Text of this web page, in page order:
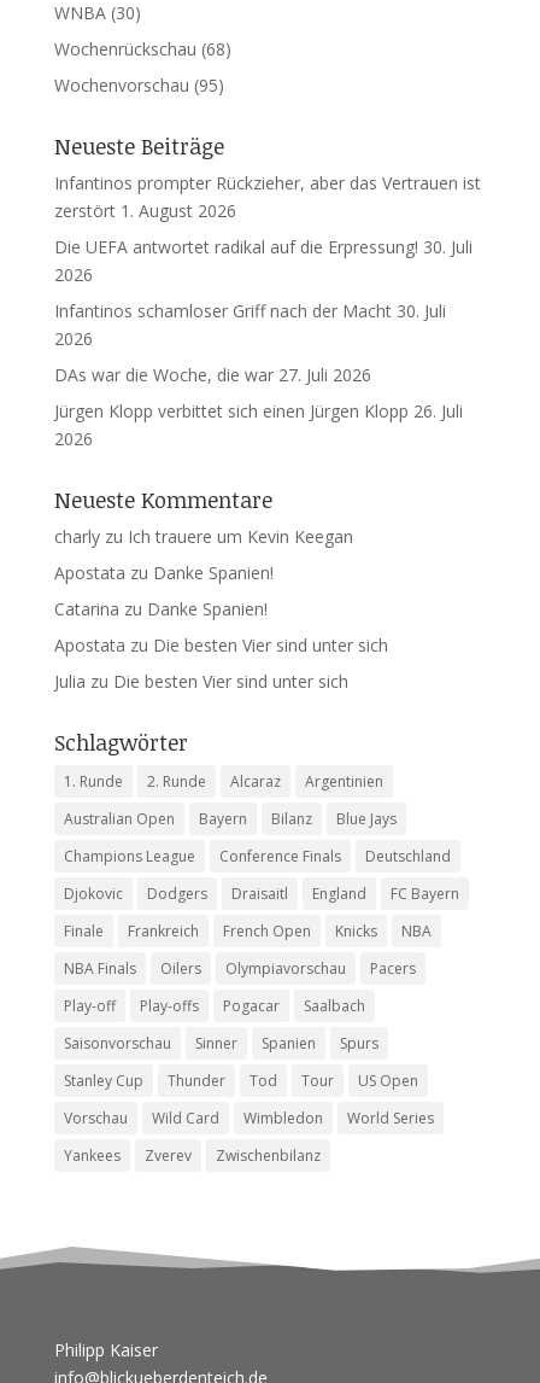
WNBA(30)
Wochenrückschau (68)
Wochenvorschau (95)
Neueste Beiträge
Infantinos prompter Rückzieher, aber das Vertrauen ist
zerstört 1. August 2026
Die UEFA antwortet radikal auf die Erpressung! 30. Juli
2026
Infantinos schamloser Griff nach der Macht 30. Juli
2026
DAs war die Woche, die war 27. Juli 2026
Jürgen Klopp verbittet sich einen Jürgen Klopp 26. Juli
2026
Neueste Kommentare
charlyzu Ich trauere um Kevin Keegan
Apostata zu Danke Spanien!
Catarina zu Danke Spanien!
Apostata zu Die besten Vier sind unter sich
Julia zu Die besten Vier sind unter sich
Schlagwörter
1. Runde 2. Runde Alcaraz
Argentinien
Australian Open
Bayern Bilanz
Blue Jays
Champions League
Conference Finals
Deutschland
Djokovic
Dodgers Draisaitl England
FC Bayern
Finale
Frankreich French Open Knicks
NBA
NBA Finals
Oilers Olympiavorschau
Pacers
Play-off
Play-offs Pogacar
Saalbach
Saisonvorschau
Sinner Spanien
Spurs
Stanley Cup
Thunder Tod Tour
US Open
Vorschau
Wild Card Wimbledon
World Series
Yankees
Zverev Zwischenbilanz
Philipp Kaiser
info@blickueberdenteich.de